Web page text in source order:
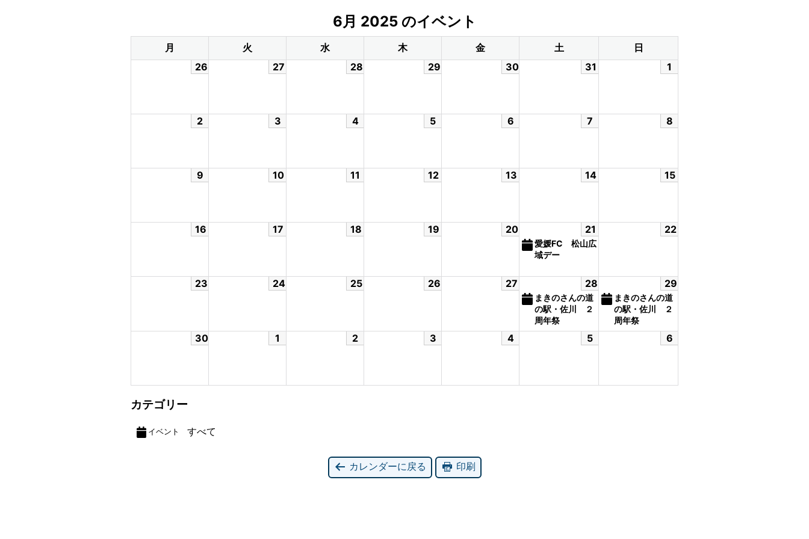
6月 2025 のイベント
月 火 水 木 金 土
日
26
27 28 29 30 31 1
2 3 4 5 6 7 8
9 10 11 12 13 14 15
16 17 18 19 20 21
愛媛FC 松山広
域デー
22
23 24 25 26 27 28
まきのさんの道
の駅・佐川 ２
周年祭
29
まきのさんの道
の駅・佐川 ２
周年祭
30 1 2 3 4 5 6
カテゴリー
イベント すべて
カレンダーに戻る 印刷